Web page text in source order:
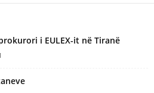
i EULEX-it në Tiranë